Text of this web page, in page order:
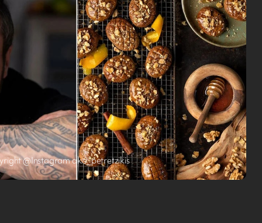
@Instagram akis_petretzikis